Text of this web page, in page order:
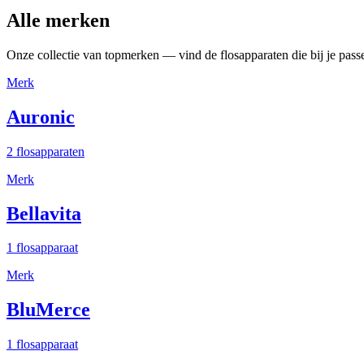
Alle merken
Onze collectie van topmerken — vind de flosapparaten die bij je
Merk
Auronic
2 flosapparaten
Merk
Bellavita
1 flosapparaat
Merk
BluMerce
1 flosapparaat